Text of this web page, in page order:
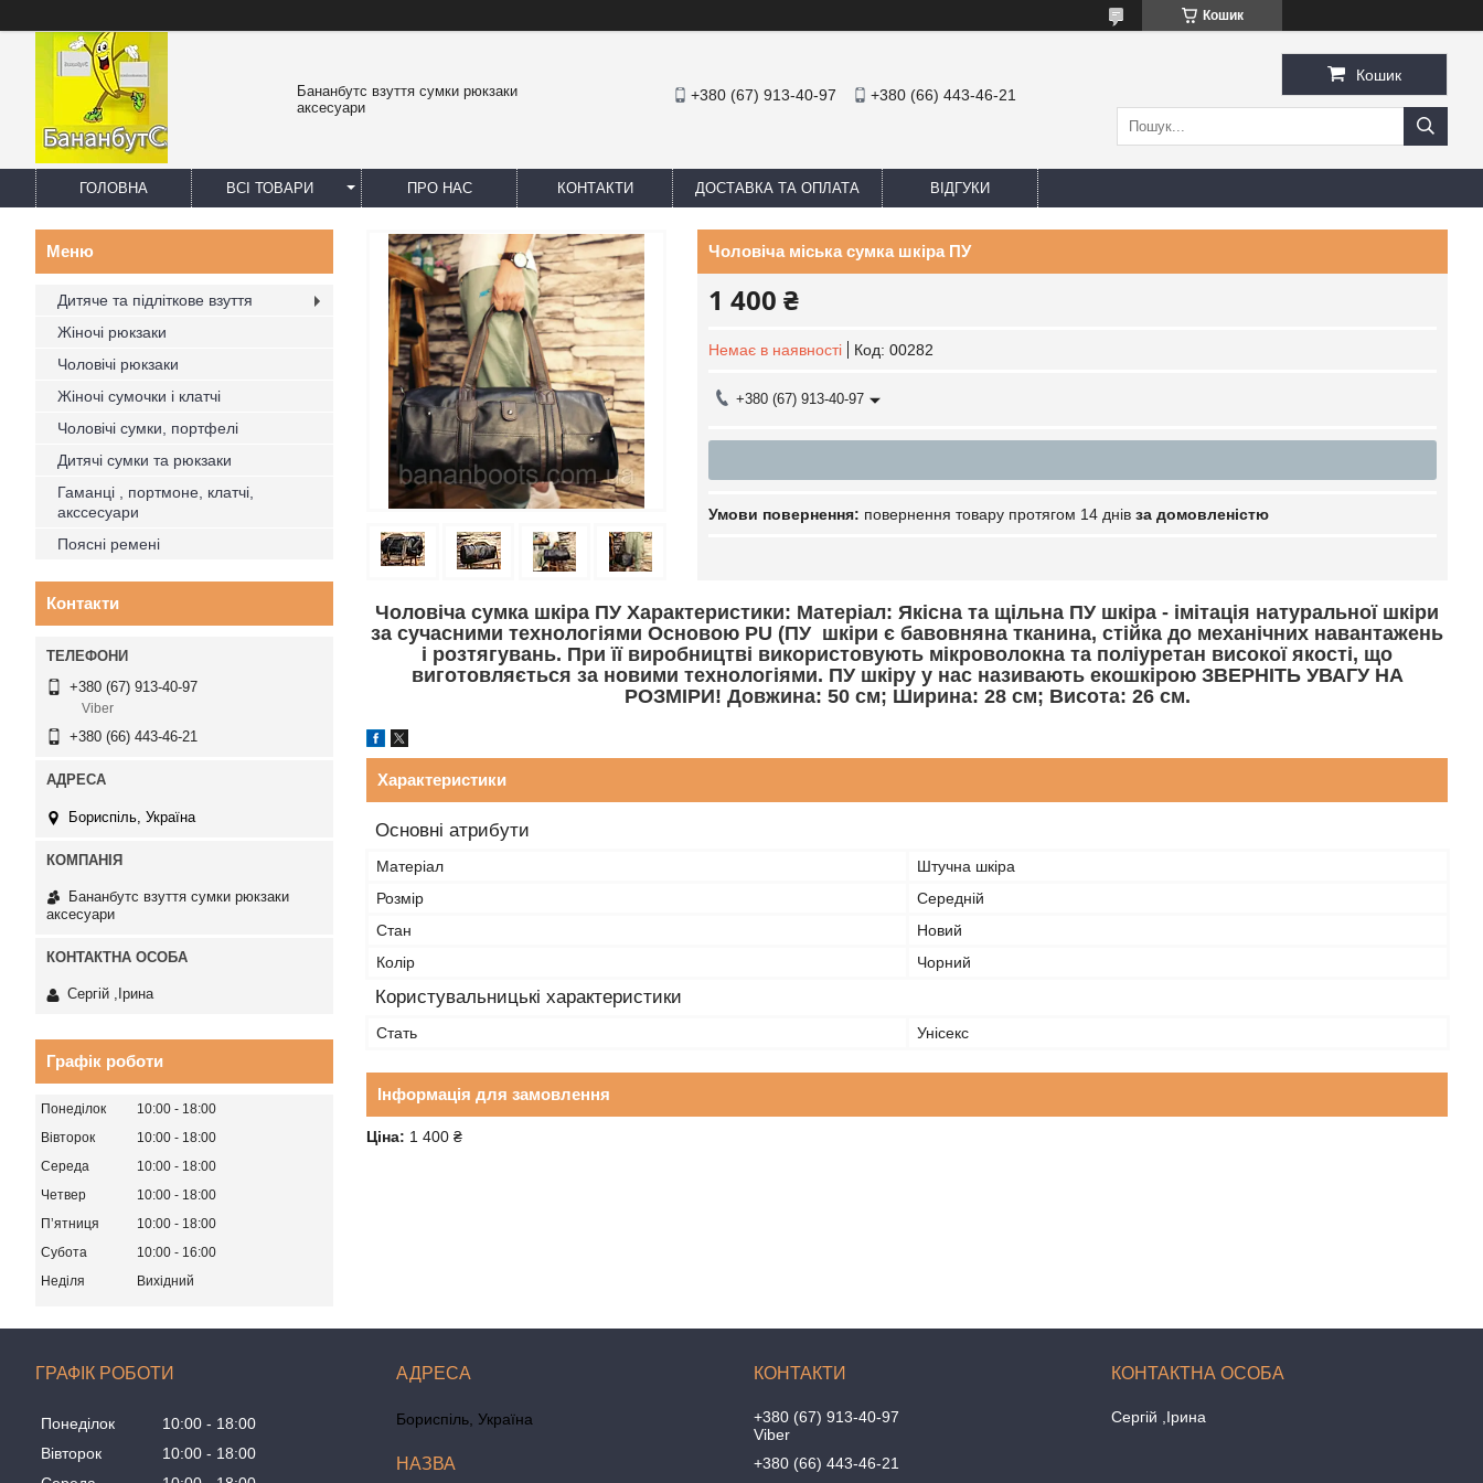
Кошик
Бананбутс взуття сумки рюкзаки
аксесуари
+380 (67) 913-40-97 +380 (66) 443-46-21
Кошик
ГОЛОВНА ВСІ ТОВАРИ ПРО НАС КОНТАКТИ ДОСТАВКА ТА ОПЛАТА ВІДГУКИ
Чоловіча міська сумка шкіра ПУ
1 400 ₴
Немає в наявності Код: 00282
+380 (67) 913-40-97
повернення товару протягом 14 днів за домовленістю
Чоловіча сумка шкіра ПУ Характеристики: Матеріал: Якісна та щільна ПУ шкіра - імітація натуральної шкіри
за сучасними технологіями Основою PU (ПУ шкіри є бавовняна тканина, стійка до механічних навантажень
і розтягувань. При її виробництві використовують мікроволокна та поліуретан високої якості, що
виготовляється за новими технологіями. ПУ шкіру у нас називають екошкірою ЗВЕРНІТЬ УВАГУ НА
РОЗМІРИ! Довжина: 50 см; Ширина: 28 см; Висота: 26 см.
Характеристики
Основні атрибути
Матеріал
Штучна шкіра
Розмір
Середній
Стан
Новий
Колір
Чорний
Користувальницькі характеристики
Стать Унісекс
Інформація для замовлення
Ціна: 1 400 ₴
Дитяче та підліткове взуття
Жіночі рюкзаки
Чоловічі рюкзаки
Жіночі сумочки і клатчі
Чоловічі сумки, портфелі
Дитячі сумки та рюкзаки
Гаманці , портмоне, клатчі,
акссесуари
Поясні ремені
Контакти
+380 (67) 913-40-97
Viber
+380 (66) 443-46-21
Бориспіль, Україна
Бананбутс взуття сумки рюкзаки
аксесуари
Сергій ,Ірина
Графік роботи
Понеділок 10:00
18:00
Вівторок
10:00
18:00
Середа
10:00
18:00
Четвер
10:00
18:00
Пʼятниця
10:00
18:00
Субота
10:00
16:00
Неділя
Вихідний
ГРАФІК РОБОТИ
Понеділок 10:00
18:00
Вівторок
10:00
18:00
Бориспіль, Україна
+380 (67) 913-40-97
Viber
+380 (66) 443-46-21
Сергій ,Ірина